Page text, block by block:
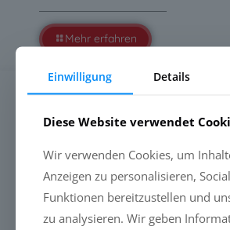
Mehr erfahren
NEUESTE MELDUNGEN
Einwilligung Details
Diese Website verwendet
Wir verwenden Cookies, um
Anzeigen zu personalisieren,
Funktionen bereitzustellen und
zu analysieren. Wir geben